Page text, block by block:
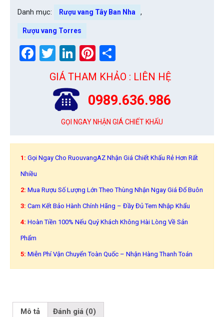
Danh mục: Rượu vang Tây Ban Nha ,
Rượu vang Torres
Facebook
Twitter
LinkedIn
Pinterest
GIÁ THAM KHẢO : LIÊN HỆ
0989.636.986
GỌI NGAY NHẬN GIÁ CHIẾT KHẤU
1: Gọi Ngay Cho RuouvangAZ Nhận Giá Chiết Khấu Rẻ Hơn Rất
Nhiều
2: Mua Rượu Số Lượng Lớn Theo Thùng Nhận Ngay Giá Đổ Buôn
3: Cam Kết Bảo Hành Chính Hãng – Đầy Đủ Tem Nhập Khẩu
4: Hoàn Tiền 100% Nếu Quý Khách Không Hài Lòng Về Sản
Phẩm
5: Miễn Phí Vận Chuyển Toàn Quốc – Nhận Hàng Thanh Toán
Mô tả Đánh giá (0)